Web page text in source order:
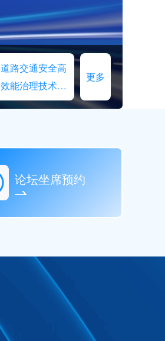
道路交通安全高
效能治理技术交
流
更多
论坛坐席预约